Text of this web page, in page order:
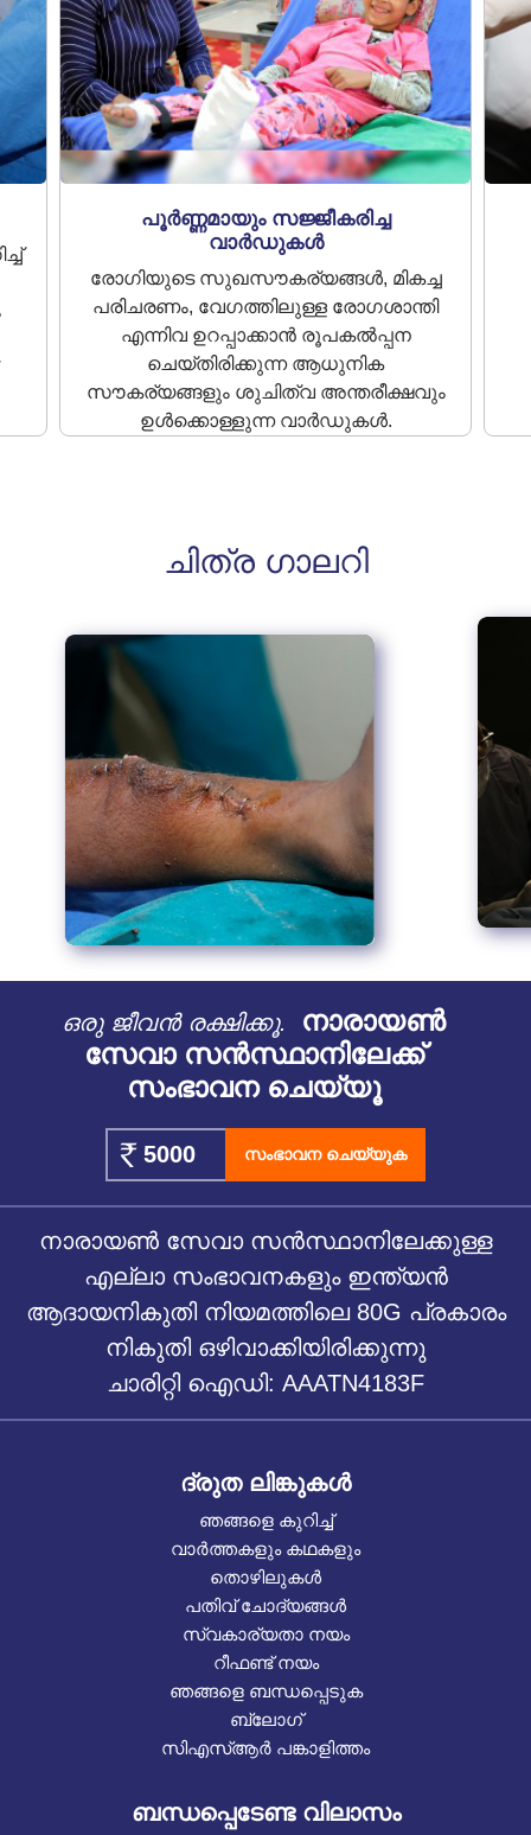
പൂർണ്ണമായും സജ്ജീകരിച്ച
വാർഡുകൾ
രോഗിയുടെ സുഖസൗകര്യങ്ങൾ, മികച്ച
പരിചരണം, വേഗത്തിലുള്ള രോഗശാന്തി
എന്നിവ ഉറപ്പാക്കാൻ രൂപകൽപ്പന
ചെയ്‌തിരിക്കുന്ന ആധുനിക
സൗകര്യങ്ങളും ശുചിത്വ അന്തരീക്ഷവും
ഉൾക്കൊള്ളുന്ന വാർഡുകൾ.
ചിത്ര ഗാലറി
ഒരു ജീവൻ രക്ഷിക്കൂ.
നാരായൺ
സേവാ സൻസ്ഥാനിലേക്ക്
സംഭാവന ചെയ്യൂ
സംഭാവന ചെയ്യുക
നാരായൺ സേവാ സൻസ്ഥാനിലേക്കുള്ള
എല്ലാ സംഭാവനകളും ഇന്ത്യൻ
ആദായനികുതി നിയമത്തിലെ 80G പ്രകാരം
നികുതി ഒഴിവാക്കിയിരിക്കുന്നു
ചാരിറ്റി ഐഡി: AAATN4183F
ദ്രുത ലിങ്കുകൾ
ഞങ്ങളെ കുറിച്ച്
വാർത്തകളും കഥകളും
തൊഴിലുകൾ
പതിവ് ചോദ്യങ്ങൾ
സ്വകാര്യതാ നയം
റീഫണ്ട് നയം
ഞങ്ങളെ ബന്ധപ്പെടുക
ബ്ലോഗ്
സിഎസ്ആർ പങ്കാളിത്തം
ബന്ധപ്പെടേണ്ട വിലാസം